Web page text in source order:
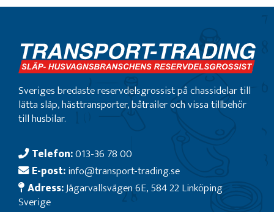
Sveriges bredaste reservdelsgrossist på chassidelar till
lätta släp, hästtransporter, båtrailer och vissa tillbehör
till husbilar.
Telefon:013-36 78 00
E-post:info@transport-trading.se
Adress:Jägarvallsvägen 6E, 584 22 Linköping
Sverige